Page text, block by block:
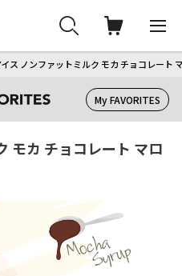
イス ノンファットミルク モカ チョコレート
My FAVORITES
モカ チョコレート マロ